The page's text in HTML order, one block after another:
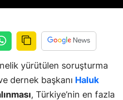
yürütülen soruşturma
dernek başkanı Haluk
, Türkiye’nin en fazla